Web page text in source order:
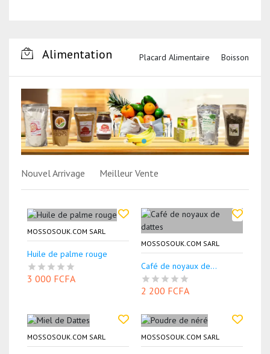
Alimentation Placard Alimentaire Boisson
Nouvel Arrivage Meilleur Vente
MOSSOSOUK.COM SARL
Huile de palme rouge
3 000 FCFA
MOSSOSOUK.COM SARL
Café de noyaux de...
2 200 FCFA
MOSSOSOUK.COM SARL MOSSOSOUK.COM SARL